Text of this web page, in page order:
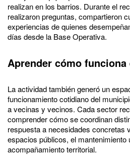
realizan en los barrios. Durante el
realizaron preguntas, compartieron
experiencias de quienes
días desde la Base Operativa.
Aprender cómo
La actividad también generó un
funcionamiento cotidiano del
a vecinas y vecinos. Cada sector
comprender cómo se coordinan
respuesta a necesidades concretas
espacios públicos, el mantenimiento
acompañamiento territorial.